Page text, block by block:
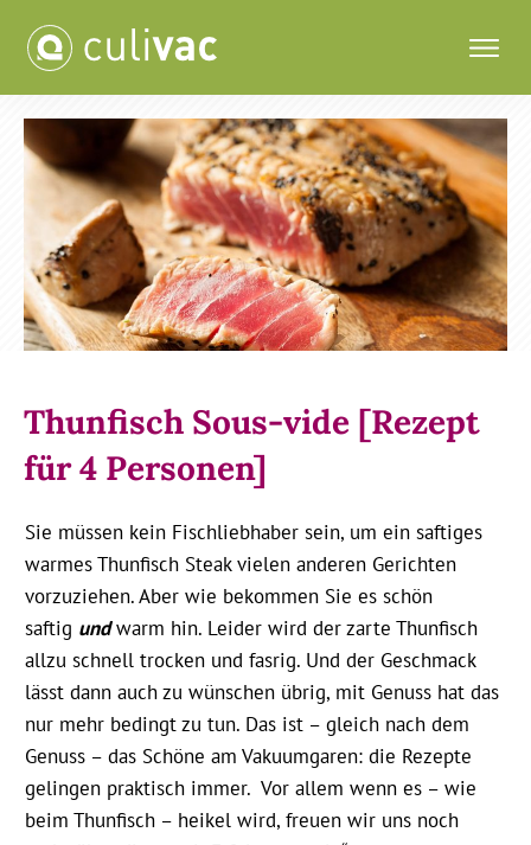
Thunfisch Sous-vide [Rezept
für 4 Personen]
Sie müssen kein Fischliebhaber sein, um ein saftiges
warmes Thunfisch Steak vielen anderen Gerichten
vorzuziehen. Aber wie bekommen Sie es schön
saftig undwarm hin. Leider wird der zarte Thunfisch
allzu schnell trocken und fasrig. Und der Geschmack
lässt dann auch zu wünschen übrig, mit Genuss hat das
nur mehr bedingt zu tun. Das ist – gleich nach dem
Genuss – das Schöne am Vakuumgaren: die Rezepte
gelingen praktisch immer. Vor allem wenn es – wie
beim Thunfisch – heikel wird, freuen wir uns noch